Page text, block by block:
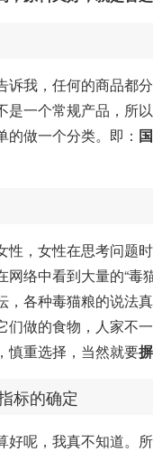
诉我，任何的商品都
是一个常规产品，所
做一个分类。即：
性，女性在思考问题
络中看到大量的“毒
，各种毒猫粮的说法
们做的食物，人家不
慎重选择，当然就要
标的确定
好呢，我真不知道。